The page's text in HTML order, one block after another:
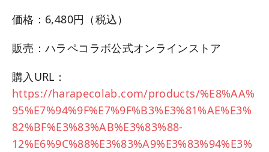
価格：6,480円（税込）
販売：ハラペコラボ公式オンラインストア
購入URL：
https://harapecolab.com/products/%E8%AA%
95%E7%94%9F%E7%9F%B3%E3%81%AE%E3%
82%BF%E3%83%AB%E3%83%88-
12%E6%9C%88%E3%83%A9%E3%83%94%E3%